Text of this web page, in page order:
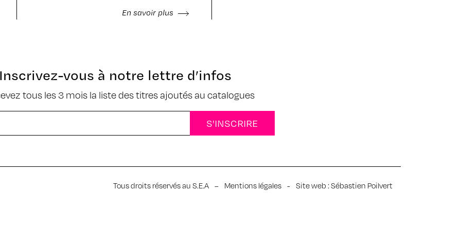
En savoir plus
Inscrivez-vous à notre lettre d’infos
tous les 3 mois la liste des titres ajoutés au catalogues
Tous droits réservés au S.E.A – Mentions légales - Site web :Sébastien Poilvert